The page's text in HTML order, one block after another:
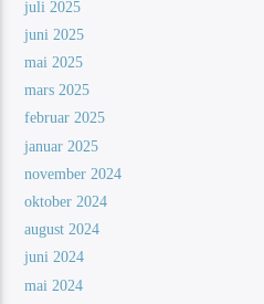
juli 2025
juni 2025
mai 2025
mars 2025
februar 2025
januar 2025
november 2024
oktober 2024
august 2024
juni 2024
mai 2024